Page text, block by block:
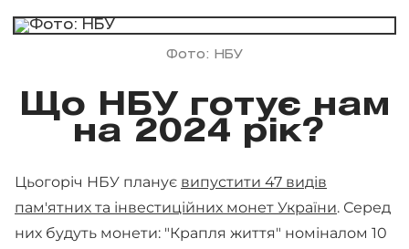
Фото: НБУ
Що НБУ готує нам
на 2024 рік?
Цьогоріч НБУ планує випустити 47 видів
пам'ятних та інвестиційних монет України. Серед
них будуть монети: "Крапля життя" номіналом 10